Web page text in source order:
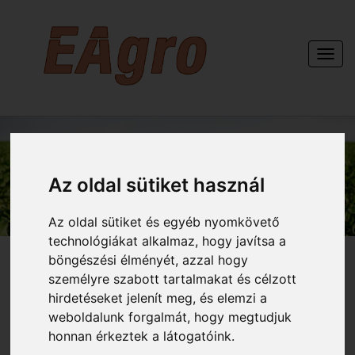
Az oldal sütiket használ
Az oldal sütiket és egyéb nyomkövető
technológiákat alkalmaz, hogy javítsa a
böngészési élményét, azzal hogy
személyre szabott tartalmakat és célzott
hirdetéseket jelenít meg, és elemzi a
weboldalunk forgalmát, hogy megtudjuk
honnan érkeztek a látogatóink.
KAPCSOLAT